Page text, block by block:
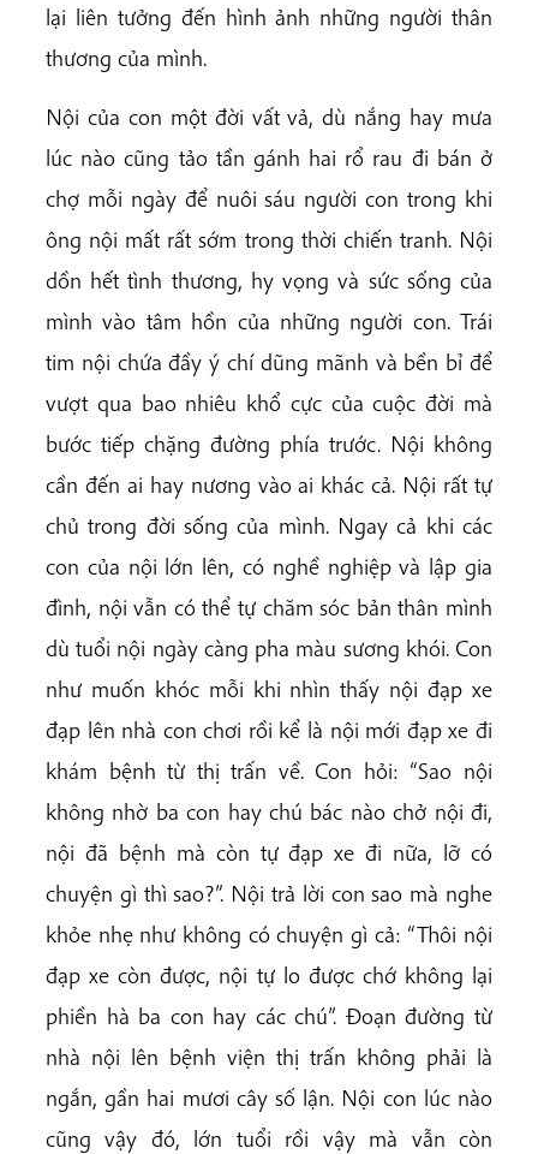
lại liên tưởng đến hình ảnh những người thân
thương của mình.
Nội của con một đời vất vả, dù nắng hay mưa
lúc nào cũng tảo tần gánh hai rổ rau đi bán ở
chợ mỗi ngày để nuôi sáu người con trong khi
ông nội mất rất sớm trong thời chiến tranh. Nội
dồn hết tình thương, hy vọng và sức sống của
mình vào tâm hồn của những người con. Trái
tim nội chứa đầy ý chí dũng mãnh và bền bỉ để
vượt qua bao nhiêu khổ cực của cuộc đời mà
bước tiếp chặng đường phía trước. Nội không
cần đến ai hay nương vào ai khác cả. Nội rất tự
chủ trong đời sống của mình. Ngay cả khi các
con của nội lớn lên, có nghề nghiệp và lập gia
đình, nội vẫn có thể tự chăm sóc bản thân mình
dù tuổi nội ngày càng pha màu sương khói. Con
như muốn khóc mỗi khi nhìn thấy nội đạp xe
đạp lên nhà con chơi rồi kể là nội mới đạp xe đi
khám bệnh từ thị trấn về. Con hỏi: “Sao nội
không nhờ ba con hay chú bác nào chở nội đi,
nội đã bệnh mà còn tự đạp xe đi nữa, lỡ có
chuyện gì thì sao?”. Nội trả lời con sao mà nghe
khỏe nhẹ như không có chuyện gì cả: “Thôi nội
đạp xe còn được, nội tự lo được chớ không lại
phiền hà ba con hay các chú”. Đoạn đường từ
nhà nội lên bệnh viện thị trấn không phải là
ngắn, gần hai mươi cây số lận. Nội con lúc nào
cũng vậy đó, lớn tuổi rồi vậy mà vẫn còn